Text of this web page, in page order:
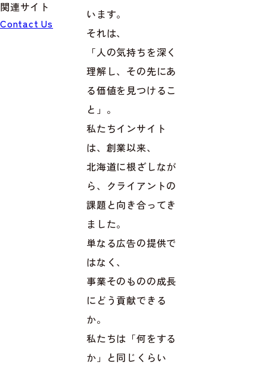
関連サイト
INSEARCH
Contact Us
います。
それは、
「人の気持ちを深く
理解し、その先にあ
る価値を見つけるこ
と」。
私たちインサイト
は、創業以来、
北海道に根ざしなが
ら、クライアントの
課題と向き合ってき
ました。
単なる広告の提供で
はなく、
事業そのものの成長
にどう貢献できる
か。
私たちは「何をする
か」と同じくらい